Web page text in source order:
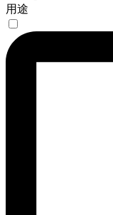
用途